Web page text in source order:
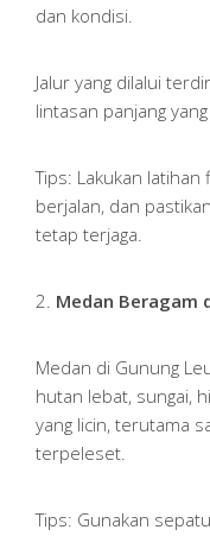
dan kondisi.
Jalur yang dilalui
lintasan panjang
Tips: Lakukan
berjalan, dan
tetap terjaga.
2. Medan Beragam
Medan di Gunung
hutan lebat, sungai,
yang licin, terutama
terpeleset.
Tips: Gunakan